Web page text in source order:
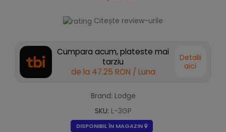
Citește review-urile
Cumpara acum, plateste mai
tarziu
de la 47.25 RON / Luna
Detalii
aici
Brand: Lodge
SKU: L-3GP
DISPONIBIL ÎN MAGAZIN